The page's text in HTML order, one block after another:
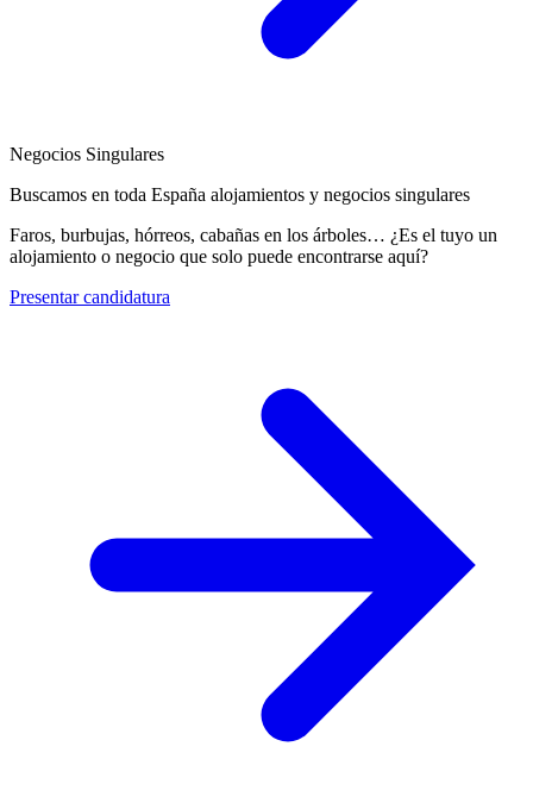
Negocios Singulares
Buscamos en toda España alojamientos y negocios singulares
Faros, burbujas, hórreos, cabañas en los árboles… ¿Es el tuyo un
alojamiento o negocio que solo puede encontrarse aquí?
Presentar candidatura